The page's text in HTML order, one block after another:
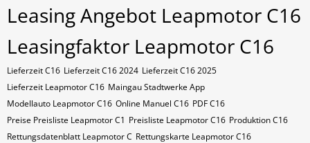
Leasing Angebot Leapmotor C16
Leasingfaktor Leapmotor C16
Lieferzeit C16 Lieferzeit C16 2024 Lieferzeit C16 2025
Lieferzeit Leapmotor C16 Maingau Stadtwerke App
Modellauto Leapmotor C16 Online Manuel C16 PDF C16
Preise Preisliste Leapmotor C1 Preisliste Leapmotor C16 Produktion C16
Rettungsdatenblatt Leapmotor C Rettungskarte Leapmotor C16